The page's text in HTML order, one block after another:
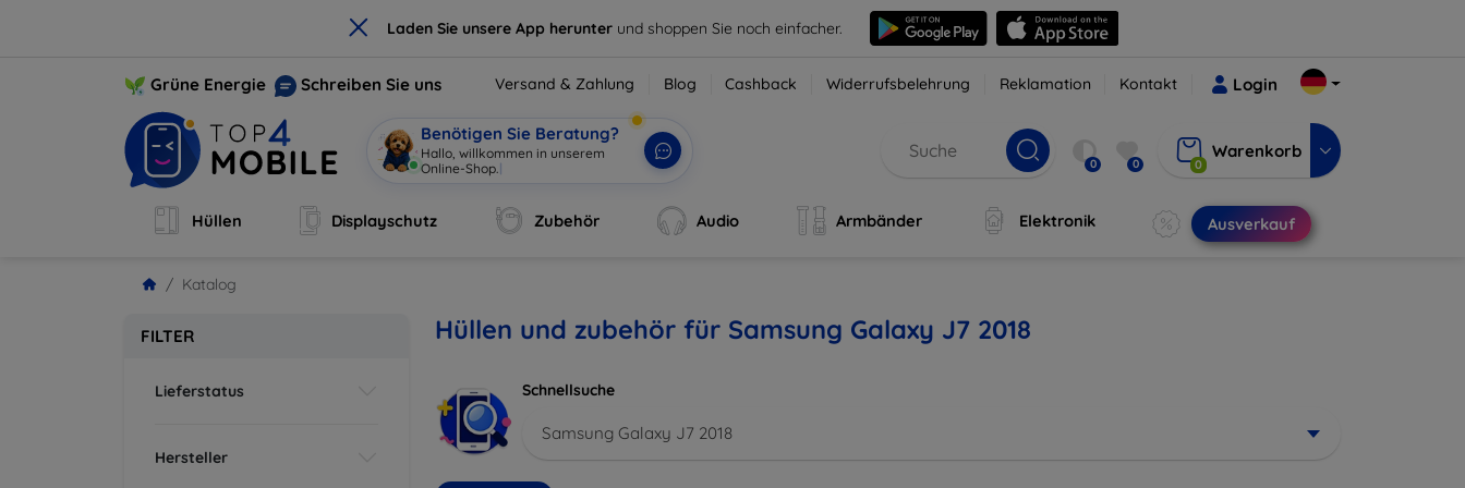
× Laden Sie unsere App herunter und shoppen Sie noch einfacher.
Grüne Energie Schreiben Sie uns Versand & Zahlung Blog Cashback Widerrufsbelehrung Reklamation Kontakt Login
Benötigen Sie Beratung?
Hallo, willkommen in unserem
Online-Shop. | 0 0 0
Warenkorb
Hüllen Displayschutz Zubehör Audio Armbänder Elektronik Ausverkauf
Katalog
FILTER
Lieferstatus
Hersteller
Hüllen und zubehör für Samsung Galaxy J7 2018
Schnellsuche
Samsung Galaxy J7 2018